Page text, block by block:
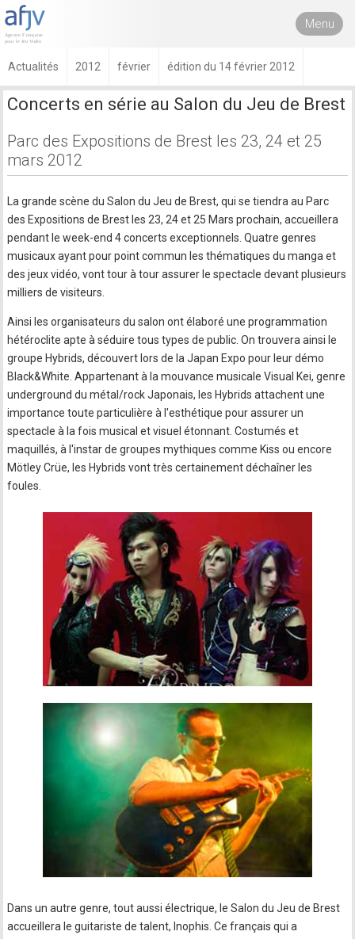
Menu
Actualités 2012 février édition du 14 février 2012
Concerts en série au Salon du Jeu de Brest
Parc des Expositions de Brest les 23, 24 et 25
mars 2012
La grande scène du Salon du Jeu de Brest, qui se tiendra au Parc
des Expositions de Brest les 23, 24 et 25 Mars prochain, accueillera
pendant le week-end 4 concerts exceptionnels. Quatre genres
musicaux ayant pour point commun les thématiques du manga et
des jeux vidéo, vont tour à tour assurer le spectacle devant plusieurs
milliers de visiteurs.
Ainsi les organisateurs du salon ont élaboré une programmation
hétéroclite apte à séduire tous types de public. On trouvera ainsi le
groupe Hybrids, découvert lors de la Japan Expo pour leur démo
Black&White. Appartenant à la mouvance musicale Visual Kei, genre
underground du métal/rock Japonais, les Hybrids attachent une
importance toute particulière à l'esthétique pour assurer un
spectacle à la fois musical et visuel étonnant. Costumés et
maquillés, à l'instar de groupes mythiques comme Kiss ou encore
Mötley Crüe, les Hybrids vont très certainement déchaîner les
foules.
Dans un autre genre, tout aussi électrique, le Salon du Jeu de Brest
accueillera le guitariste de talent, Inophis. Ce français qui a